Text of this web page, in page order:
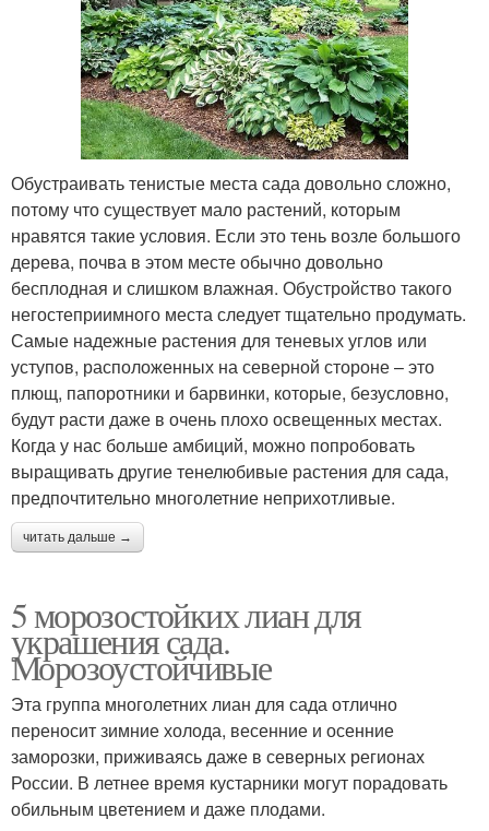
Обустраивать тенистые места сада довольно сложно,
потому что существует мало растений, которым
нравятся такие условия. Если это тень возле большого
дерева, почва в этом месте обычно довольно
бесплодная и слишком влажная. Обустройство такого
негостеприимного места следует тщательно продумать.
Самые надежные растения для теневых углов или
уступов, расположенных на северной стороне – это
плющ, папоротники и барвинки, которые, безусловно,
будут расти даже в очень плохо освещенных местах.
Когда у нас больше амбиций, можно попробовать
выращивать другие тенелюбивые растения для сада,
предпочтительно многолетние неприхотливые.
читать дальше →
5 морозостойких лиан для
украшения сада.
Морозоустойчивые
Эта группа многолетних лиан для сада отлично
переносит зимние холода, весенние и осенние
заморозки, приживаясь даже в северных регионах
России. В летнее время кустарники могут порадовать
обильным цветением и даже плодами.